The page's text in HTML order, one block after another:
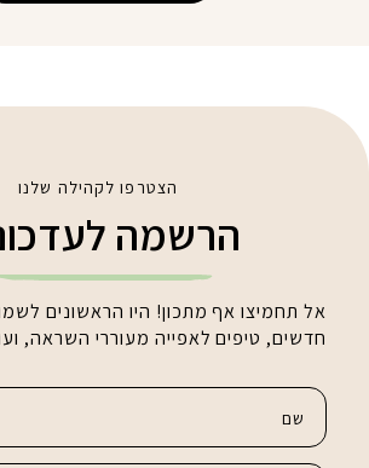
הצטרפו לקהילה שלנו
הרשמה
אל תחמיצו אף מתכון! היו הראשונים
חדשים, טיפים לאפייה מעוררי השראה,